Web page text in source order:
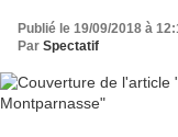
Publié le 19/09/2018 à
Par Spectatif